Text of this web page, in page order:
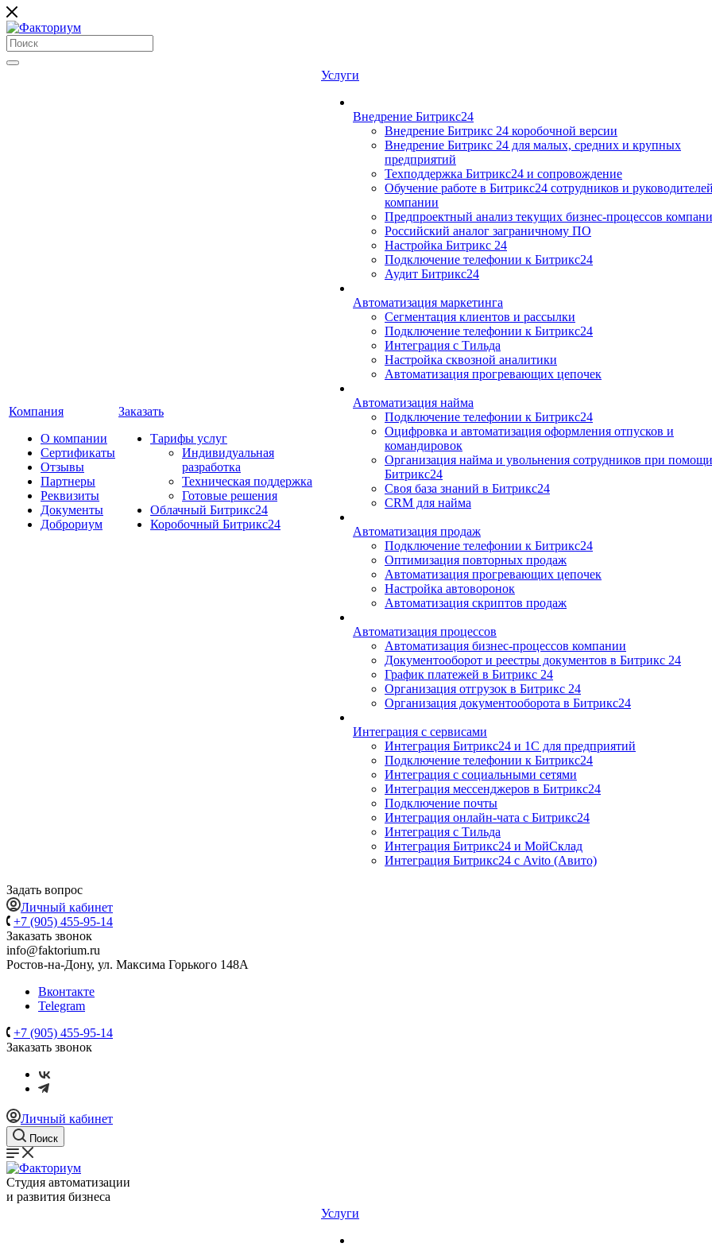
Компания
О компании
Сертификаты
Отзывы
Партнеры
Реквизиты
Документы
Доброриум
Заказать
Тарифы услуг
Индивидуальная
разработка
Техническая поддержка
Готовые решения
Облачный Битрикс24
Коробочный Битрикс24
Услуги
Внедрение Битрикс24
Внедрение Битрикс 24 коробочной версии
Внедрение Битрикс 24 для малых, средних и крупных
предприятий
Техподдержка Битрикс24 и сопровождение
Обучение работе в Битрикс24 сотрудников и
компании
Предпроектный анализ текущих бизнес-процессов
Российский аналог заграничному ПО
Настройка Битрикс 24
Подключение телефонии к Битрикс24
Аудит Битрикс24
Автоматизация маркетинга
Сегментация клиентов и рассылки
Подключение телефонии к Битрикс24
Интеграция с Тильда
Настройка сквозной аналитики
Автоматизация прогревающих цепочек
Автоматизация найма
Подключение телефонии к Битрикс24
Оцифровка и автоматизация оформления отпусков и
командировок
Организация найма и увольнения сотрудников при помощи
Битрикс24
Своя база знаний в Битрикс24
CRM для найма
Автоматизация продаж
Подключение телефонии к Битрикс24
Оптимизация повторных продаж
Автоматизация прогревающих цепочек
Настройка автоворонок
Автоматизация скриптов продаж
Автоматизация процессов
Автоматизация бизнес-процессов компании
Документооборот и реестры документов в Битрикс 24
График платежей в Битрикс 24
Организация отгрузок в Битрикс 24
Организация документооборота в Битрикс24
Интеграция с сервисами
Интеграция Битрикс24 и 1С для предприятий
Подключение телефонии к Битрикс24
Интеграция с социальными сетями
Интеграция мессенджеров в Битрикс24
Подключение почты
Интеграция онлайн-чата с Битрикс24
Интеграция с Тильда
Интеграция Битрикс24 и МойСклад
Интеграция Битрикс24 с Avito (Авито)
Задать вопрос
Личный кабинет
+7 (905) 455-95-14
Заказать звонок
info@faktorium.ru
Ростов-на-Дону, ул. Максима Горького 148А
Вконтакте
Telegram
+7 (905) 455-95-14
Заказать звонок
Личный кабинет
Поиск
Студия автоматизации
и развития бизнеса
Услуги